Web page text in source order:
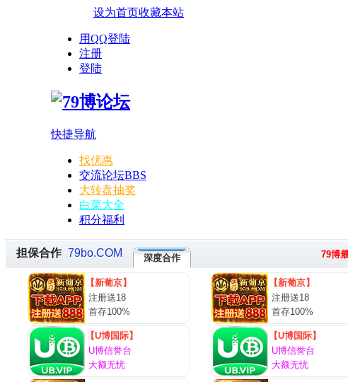
设为首页收藏本站
用QQ登陆
注册
登陆
快捷导航
找优惠
交流论坛BBS
大转盘抽奖
白菜大全
积分福利